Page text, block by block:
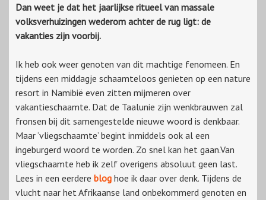
Dan weet je dat het jaarlijkse ritueel van massale
volksverhuizingen wederom achter de rug ligt: de
vakanties zijn voorbij.
Ik heb ook weer genoten van dit machtige fenomeen. En
tijdens een middagje schaamteloos genieten op een nature
resort in Namibië even zitten mijmeren over
vakantieschaamte. Dat de Taalunie zijn wenkbrauwen zal
fronsen bij dit samengestelde nieuwe woord is denkbaar.
Maar ‘vliegschaamte’ begint inmiddels ook al een
ingeburgerd woord te worden. Zo snel kan het gaan.Van
vliegschaamte heb ik zelf overigens absoluut geen last.
Lees in een eerdere blog hoe ik daar over denk. Tijdens de
vlucht naar het Afrikaanse land onbekommerd genoten en